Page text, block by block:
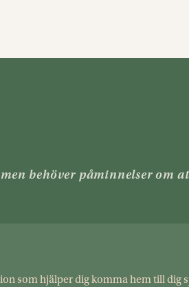
behöver påminnelser om
som hjälper dig komma hem till dig